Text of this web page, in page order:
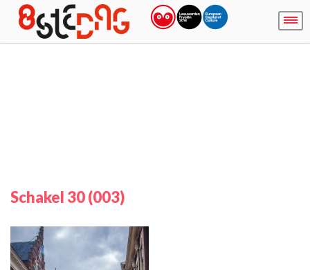
Schakel 30 (003)